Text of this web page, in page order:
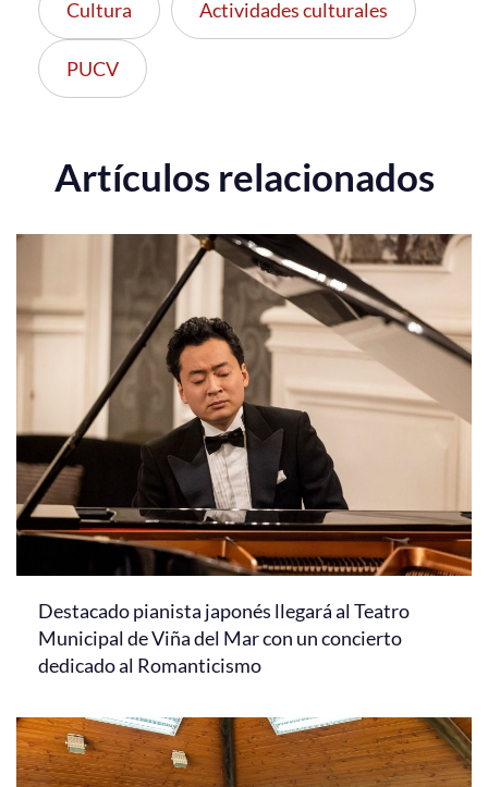
Cultura Actividades culturales
PUCV
Artículos relacionados
Destacado pianista japonés llegará al Teatro
Municipal de Viña del Mar con un concierto
dedicado al Romanticismo